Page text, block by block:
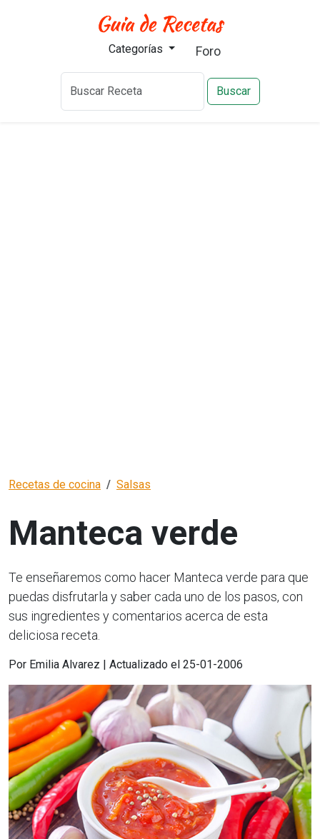
Categorías Foro
Buscar
Recetas de cocina Salsas
Manteca verde
Te enseñaremos como hacer Manteca verde para que
puedas disfrutarla y saber cada uno de los pasos, con
sus ingredientes y comentarios acerca de esta
deliciosa receta.
Por Emilia Alvarez | Actualizado el 25-01-2006